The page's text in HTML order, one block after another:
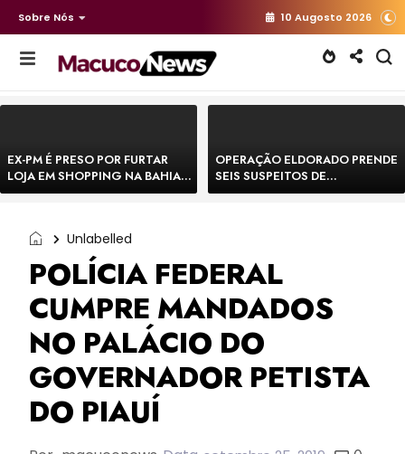
Sobre Nós 10 Augosto 2026
EX-PM É PRESO POR FURTAR
LOJA EM SHOPPING NA BAHIA E
ESCAPA CORRENDO DE
OPERAÇÃO ELDORADO PRENDE
SEIS SUSPEITOS DE
MOVIMENTAR R$ 25 MILHÕES
Unlabelled
POLÍCIA FEDERAL
CUMPRE MANDADOS
NO PALÁCIO DO
GOVERNADOR PETISTA
DO PIAUÍ